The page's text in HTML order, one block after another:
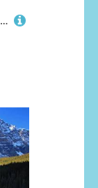
1000 Teile Puzzle für Erwachsene und Kinder ab 14 Jahren Puzzle für Wohnkultur - Berggipfelschnee 75x50cm